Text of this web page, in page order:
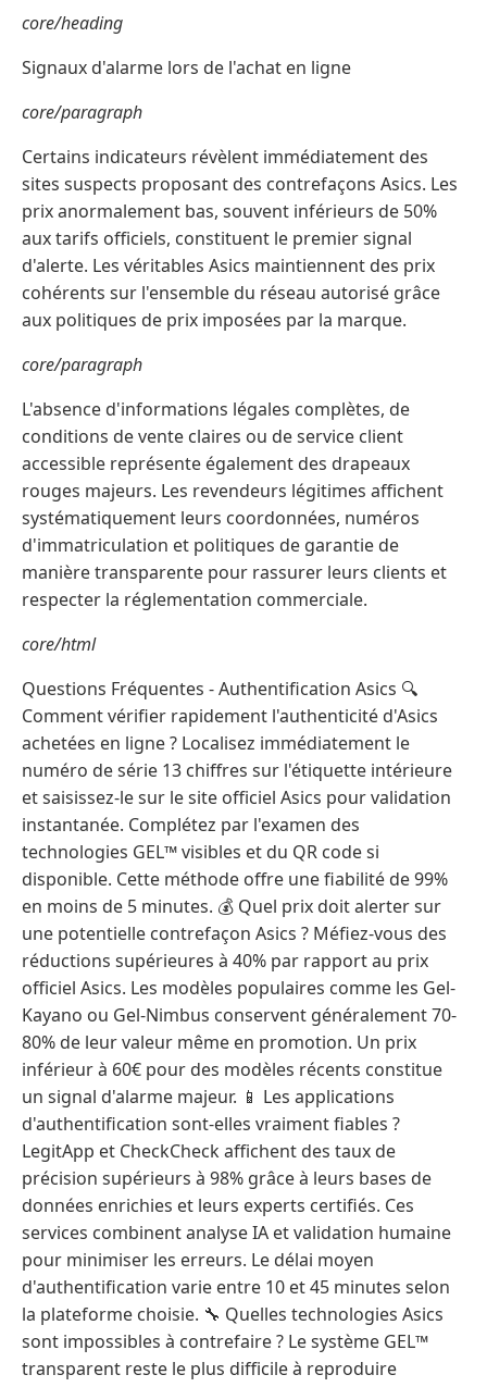
core/heading
Signaux d'alarme lors de l'achat en ligne
core/paragraph
Certains indicateurs révèlent immédiatement des
sites suspects proposant des contrefaçons Asics. Les
prix anormalement bas, souvent inférieurs de 50%
aux tarifs officiels, constituent le premier signal
d'alerte. Les véritables Asics maintiennent des prix
cohérents sur l'ensemble du réseau autorisé grâce
aux politiques de prix imposées par la marque.
core/paragraph
L'absence d'informations légales complètes, de
conditions de vente claires ou de service client
accessible représente également des drapeaux
rouges majeurs. Les revendeurs légitimes affichent
systématiquement leurs coordonnées, numéros
d'immatriculation et politiques de garantie de
manière transparente pour rassurer leurs clients et
respecter la réglementation commerciale.
core/html
Questions Fréquentes - Authentification Asics 🔍
Comment vérifier rapidement l'authenticité d'Asics
achetées en ligne ? Localisez immédiatement le
numéro de série 13 chiffres sur l'étiquette intérieure
et saisissez-le sur le site officiel Asics pour validation
instantanée. Complétez par l'examen des
technologies GEL™ visibles et du QR code si
disponible. Cette méthode offre une fiabilité de 99%
en moins de 5 minutes. 💰 Quel prix doit alerter sur
une potentielle contrefaçon Asics ? Méfiez-vous des
réductions supérieures à 40% par rapport au prix
officiel Asics. Les modèles populaires comme les Gel-
Kayano ou Gel-Nimbus conservent généralement 70-
80% de leur valeur même en promotion. Un prix
inférieur à 60€ pour des modèles récents constitue
un signal d'alarme majeur. 📱 Les applications
d'authentification sont-elles vraiment fiables ?
LegitApp et CheckCheck affichent des taux de
précision supérieurs à 98% grâce à leurs bases de
données enrichies et leurs experts certifiés. Ces
services combinent analyse IA et validation humaine
pour minimiser les erreurs. Le délai moyen
d'authentification varie entre 10 et 45 minutes selon
la plateforme choisie. 🔧 Quelles technologies Asics
sont impossibles à contrefaire ? Le système GEL™
transparent reste le plus difficile à reproduire